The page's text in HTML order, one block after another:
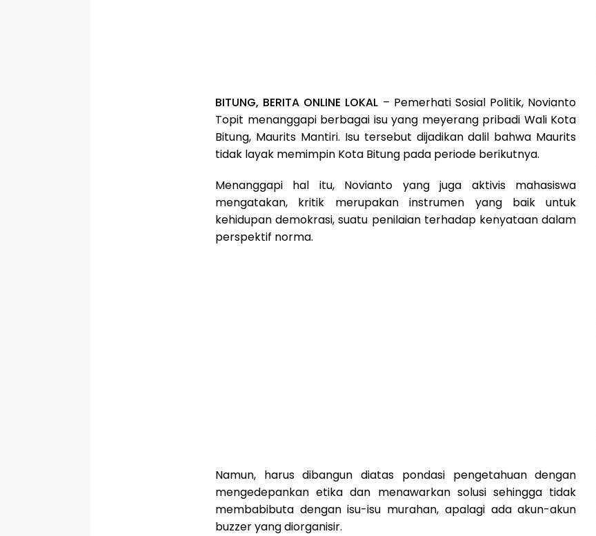
BITUNG, BERITA ONLINE LOKAL – Pemerhati Sosial Politik, Novianto
Topit menanggapi berbagai isu yang meyerang pribadi Wali Kota
Bitung, Maurits Mantiri. Isu tersebut dijadikan dalil bahwa Maurits
tidak layak memimpin Kota Bitung pada periode berikutnya.
Menanggapi hal itu, Novianto yang juga aktivis mahasiswa
mengatakan, kritik merupakan instrumen yang baik untuk
kehidupan demokrasi, suatu penilaian terhadap kenyataan dalam
perspektif norma.
Namun, harus dibangun diatas pondasi pengetahuan dengan
mengedepankan etika dan menawarkan solusi sehingga tidak
membabibuta dengan isu-isu murahan, apalagi ada akun-akun
buzzer yang diorganisir.